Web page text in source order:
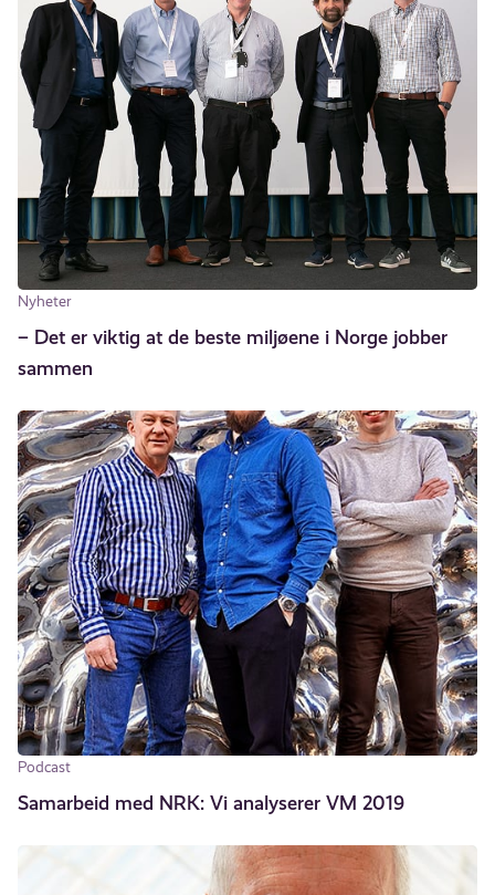
Nyheter
– Det er viktig at de beste miljøene i Norge jobber
sammen
Podcast
Samarbeid med NRK: Vi analyserer VM 2019